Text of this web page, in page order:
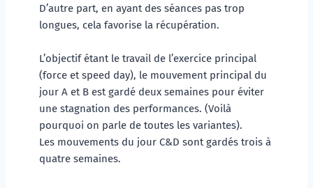
D’autre part, en ayant des séances pas trop
longues, cela favorise la récupération.
L’objectif étant le travail de l’exercice principal
(force et speed day), le mouvement principal du
jour A et B est gardé deux semaines pour éviter
une stagnation des performances. (Voilà
pourquoi on parle de toutes les variantes).
Les mouvements du jour C&D sont gardés trois à
quatre semaines.